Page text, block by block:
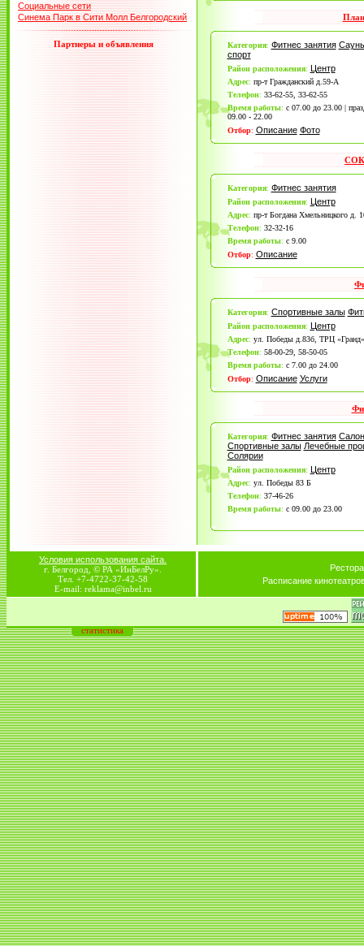
Социальные сети
Синема Парк в Сити Молл Белгородский
Партнеры и объявления Категория: Фитнес занятия
спорт
Район расположения: Центр
Адрес: пр-т Гражданский д.59-А
Телефон: 33-62-55, 33-62-55
Время работы: с 07.00 до 23.00 |
09.00 - 22.00
Отбор: Описание Фото
СОК
Категория: Фитнес занятия
Район расположения: Центр
Адрес: пр-т Богдана Хмельницкого д.
Телефон: 32-32-16
Время работы: с 9.00
Отбор: Описание
Категория: Спортивные залы
Район расположения: Центр
Адрес: ул. Победы д.83б, ТРЦ
Телефон: 58-00-29, 58-50-05
Время работы: с 7.00 до 24.00
Отбор: Описание Услуги
Категория: Фитнес занятия
Спортивные залы Лечебные
Солярии
Район расположения: Центр
Адрес: ул. Победы 83 Б
Телефон: 37-46-26
Время работы: с 09.00 до 23.00
Условия использования сайта.
г. Белгород, © РА «ИнБелРу».
Тел. +7-4722-37-42-58
E-mail: reklama@inbel.ru
Расписание
статистика